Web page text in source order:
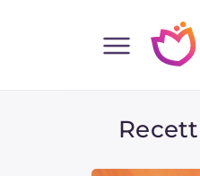
Toutes les recettes